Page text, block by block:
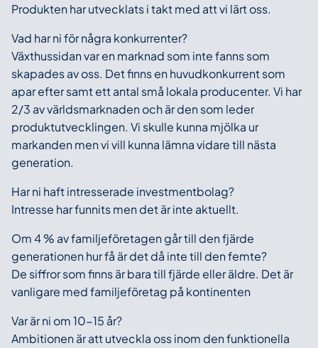
Produkten har utvecklats i takt med att vi lärt oss.
Vad har ni för några konkurrenter?
Växthussidan var en marknad som inte fanns som
skapades av oss. Det finns en huvudkonkurrent som
apar efter samt ett antal små lokala producenter. Vi har
2/3 av världsmarknaden och är den som leder
produktutvecklingen. Vi skulle kunna mjölka ur
markanden men vi vill kunna lämna vidare till nästa
generation.
Har ni haft intresserade investmentbolag?
Intresse har funnits men det är inte aktuellt.
Om 4 % av familjeföretagen går till den fjärde
generationen hur få är det då inte till den femte?
De siffror som finns är bara till fjärde eller äldre. Det är
vanligare med familjeföretag på kontinenten
Var är ni om 10-15 år?
Ambitionen är att utveckla oss inom den funktionella